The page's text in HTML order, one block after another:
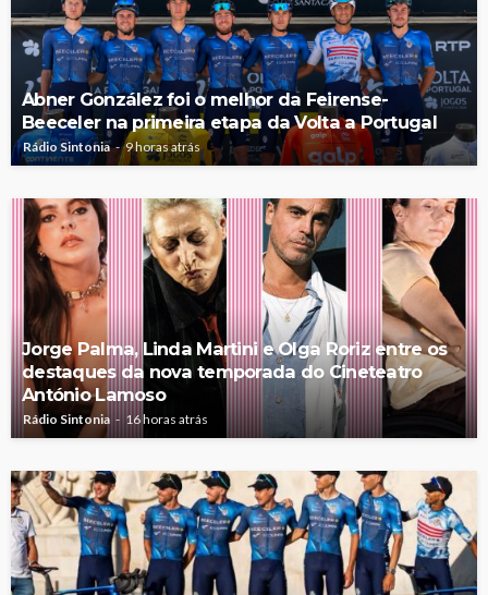
Abner González foi o melhor da Feirense-
Beeceler na primeira etapa da Volta a Portugal
Rádio Sintonia 9 horas atrás
Jorge Palma, Linda Martini e Olga Roriz entre os
destaques da nova temporada do Cineteatro
António Lamoso
Rádio Sintonia 16 horas atrás